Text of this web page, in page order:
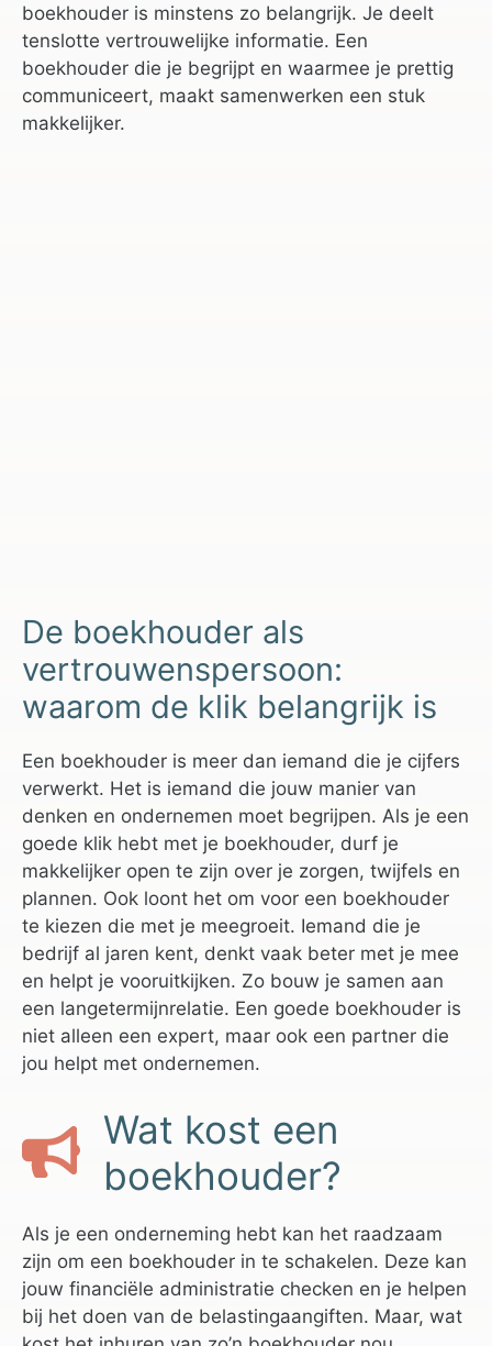
boekhouder is minstens zo belangrijk. Je deelt
tenslotte vertrouwelijke informatie. Een
boekhouder die je begrijpt en waarmee je prettig
communiceert, maakt samenwerken een stuk
makkelijker.
De boekhouder als
vertrouwenspersoon:
waarom de klik belangrijk is
Een boekhouder is meer dan iemand die je cijfers
verwerkt. Het is iemand die jouw manier van
denken en ondernemen moet begrijpen. Als je een
goede klik hebt met je boekhouder, durf je
makkelijker open te zijn over je zorgen, twijfels en
plannen. Ook loont het om voor een boekhouder
te kiezen die met je meegroeit. Iemand die je
bedrijf al jaren kent, denkt vaak beter met je mee
en helpt je vooruitkijken. Zo bouw je samen aan
een langetermijnrelatie. Een goede boekhouder is
niet alleen een expert, maar ook een partner die
jou helpt met ondernemen.
Wat kost een
boekhouder?
Als je een onderneming hebt kan het raadzaam
zijn om een boekhouder in te schakelen. Deze kan
jouw financiële administratie checken en je helpen
bij het doen van de belastingaangiften. Maar, wat